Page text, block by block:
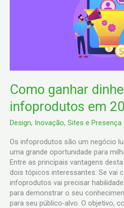
Como ganhar
infoprodutos em
Design, Inovação, Sites e Presença
Os infoprodutos são um negócio
uma grande oportunidade para
Entre as principais vantagens
dois tópicos interessantes: Se vai
infoprodutos vai precisar
para demonstrar o seu
para seu público-alvo. O objetivo,